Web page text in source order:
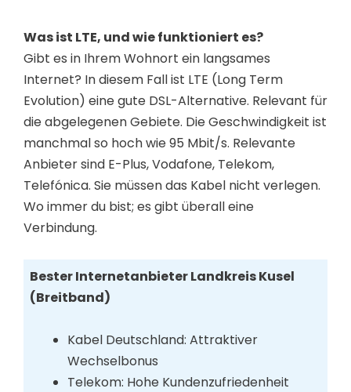
Was ist LTE, und wie funktioniert es?
Gibt es in Ihrem Wohnort ein langsames
Internet? In diesem Fall ist LTE (Long Term
Evolution) eine gute DSL-Alternative. Relevant für
die abgelegenen Gebiete. Die Geschwindigkeit ist
manchmal so hoch wie 95 Mbit/s. Relevante
Anbieter sind E-Plus, Vodafone, Telekom,
Telefónica. Sie müssen das Kabel nicht verlegen.
Wo immer du bist; es gibt überall eine
Verbindung.
Bester Internetanbieter Landkreis Kusel
(Breitband)
Kabel Deutschland: Attraktiver
Wechselbonus
Telekom: Hohe Kundenzufriedenheit